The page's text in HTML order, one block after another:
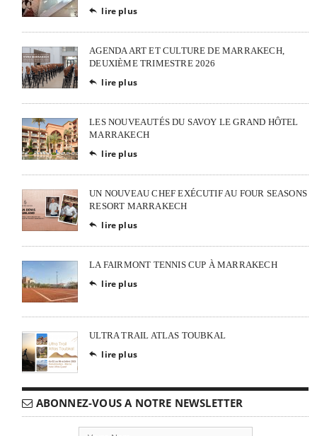
 lire plus
AGENDA ART ET CULTURE DE MARRAKECH,
DEUXIÈME TRIMESTRE 2026
 lire plus
LES NOUVEAUTÉS DU SAVOY LE GRAND HÔTEL
MARRAKECH
 lire plus
UN NOUVEAU CHEF EXÉCUTIF AU FOUR SEASONS
RESORT MARRAKECH
 lire plus
LA FAIRMONT TENNIS CUP À MARRAKECH
 lire plus
ULTRA TRAIL ATLAS TOUBKAL
 lire plus
ABONNEZ-VOUS A NOTRE NEWSLETTER